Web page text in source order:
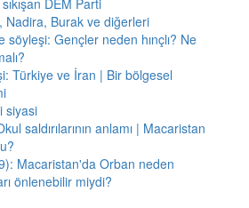
DEM Parti
Nadira, Burak ve diğerleri
söyleşi: Gençler neden hınçlı? Ne
Türkiye ve İran | Bir bölgesel
siyasi
saldırılarının anlamı | Macaristan
Macaristan'da Orban neden
önlenebilir miydi?